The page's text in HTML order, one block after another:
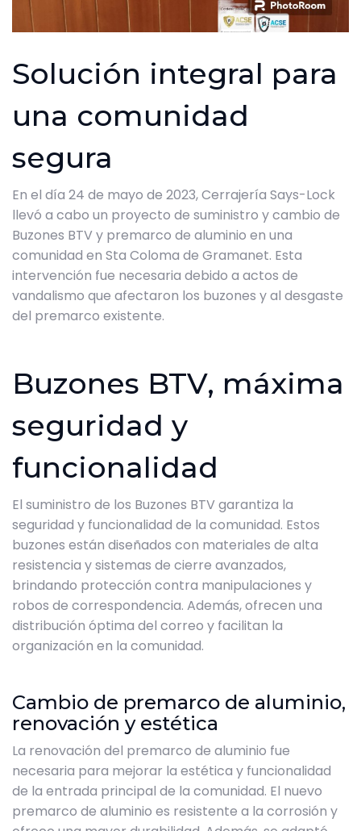
Solución integral para
una comunidad
segura
En el día 24 de mayo de 2023, Cerrajería Says-Lock
llevó a cabo un proyecto de suministro y cambio de
Buzones BTV y premarco de aluminio en una
comunidad en Sta Coloma de Gramanet. Esta
intervención fue necesaria debido a actos de
vandalismo que afectaron los buzones y al desgaste
del premarco existente.
Buzones BTV, máxima
seguridad y
funcionalidad
El suministro de los Buzones BTV garantiza la
seguridad y funcionalidad de la comunidad. Estos
buzones están diseñados con materiales de alta
resistencia y sistemas de cierre avanzados,
brindando protección contra manipulaciones y
robos de correspondencia. Además, ofrecen una
distribución óptima del correo y facilitan la
organización en la comunidad.
Cambio de premarco de aluminio,
renovación y estética
La renovación del premarco de aluminio fue
necesaria para mejorar la estética y funcionalidad
de la entrada principal de la comunidad. El nuevo
premarco de aluminio es resistente a la corrosión y